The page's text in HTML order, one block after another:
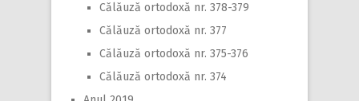
Călăuză ortodoxă nr. 378-379
Călăuză ortodoxă nr. 377
Călăuză ortodoxă nr. 375-376
Călăuză ortodoxă nr. 374